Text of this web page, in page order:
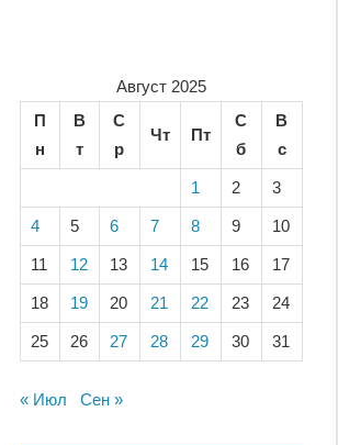
Август 2025
П
н
В
т
С
р
Чт Пт
С
б
В
с
1 2 3
4 5 6 7 8 9 10
11 12 13 14 15 16 17
18 19 20 21 22 23 24
25 26 27 28 29 30 31
« Июл Сен »